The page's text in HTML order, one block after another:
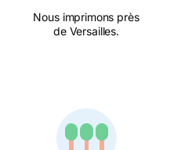
Nous imprimons près
de Versailles.